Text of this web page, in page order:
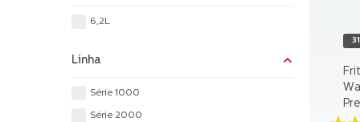
6,2L
Linha
Série 1000
Série 2000